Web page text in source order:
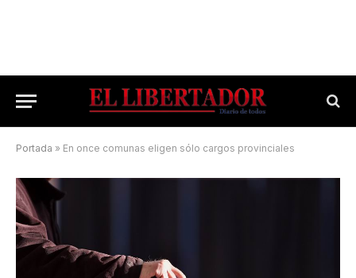
Portada » En once comunas eligen sólo cargos provinciales